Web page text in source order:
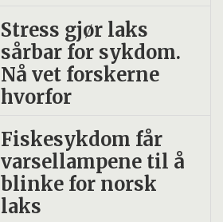
Stress gjør laks
sårbar for sykdom.
Nå vet forskerne
hvorfor
Fiskesykdom får
varsellampene til å
blinke for norsk
laks